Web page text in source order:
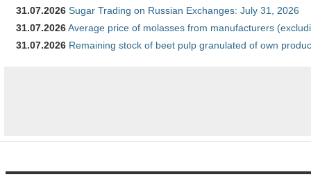
31.07.2026 Sugar Trading on Russian Exchanges: July 31, 2026
31.07.2026Average price of molasses from manufacturers
31.07.2026 Remaining stock of beet pulp granulated of own